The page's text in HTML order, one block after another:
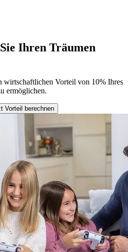
Ihren Träumen
wirtschaftlichen Vorteil von 10% Ihres
ermöglichen.
Vorteil berechnen